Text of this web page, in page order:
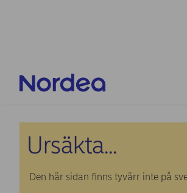
Ursäkta...
Den här sidan finns tyvärr inte på